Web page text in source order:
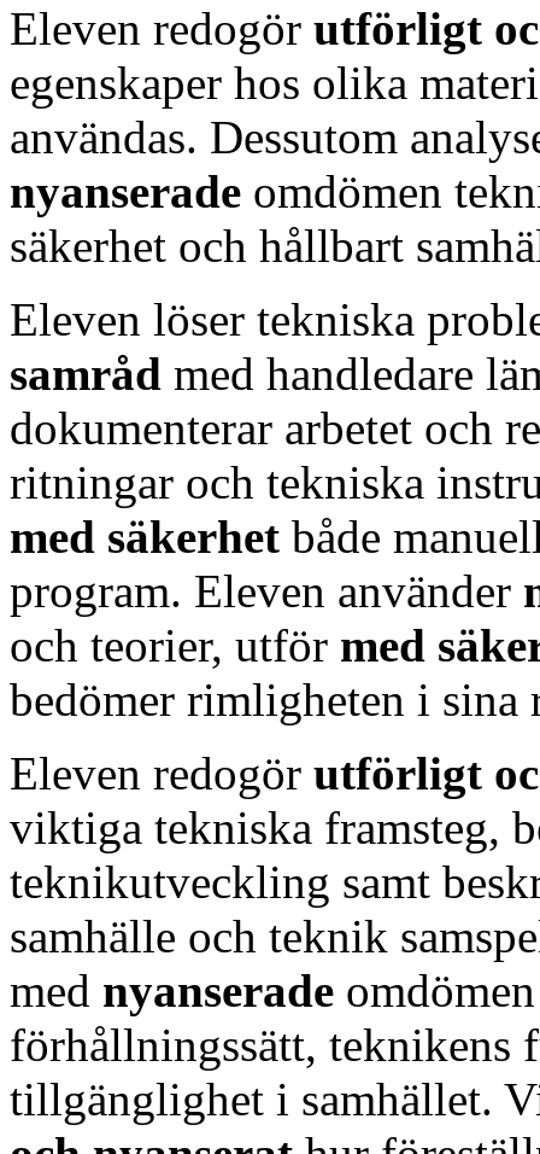
Eleven redogör utförligt
egenskaper hos olika
användas. Dessutom
nyanserade omdömen
säkerhet och hållbart
Eleven löser tekniska
samråd med handledare
dokumenterar arbetet och
ritningar och tekniska
med säkerhet både
program. Eleven använder
och teorier, utför med
bedömer rimligheten i sina
Eleven redogör utförligt
viktiga tekniska framsteg,
teknikutveckling samt
samhälle och teknik
med nyanserade
förhållningssätt, teknikens
tillgänglighet i samhället.